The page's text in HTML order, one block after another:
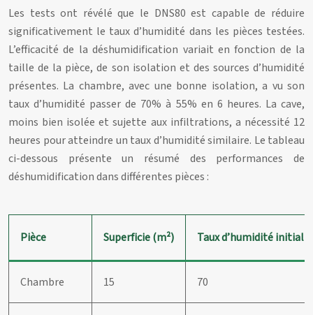
Les tests ont révélé que le DNS80 est capable de réduire
significativement le taux d’humidité dans les pièces testées.
L’efficacité de la déshumidification variait en fonction de la
taille de la pièce, de son isolation et des sources d’humidité
présentes. La chambre, avec une bonne isolation, a vu son
taux d’humidité passer de 70% à 55% en 6 heures. La cave,
moins bien isolée et sujette aux infiltrations, a nécessité 12
heures pour atteindre un taux d’humidité similaire. Le tableau
ci-dessous présente un résumé des performances de
déshumidification dans différentes pièces :
Pièce Superficie (m²) Taux d’humidité initial
Chambre 15 70